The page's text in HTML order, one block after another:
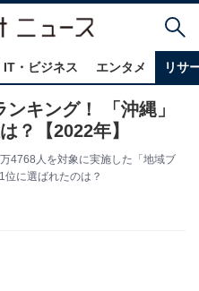
IT・ビジネス エンタメ リサ
ンキング！ 「沖縄」
？【2022年】
4768人を対象に実施した「地域ブ
に選ばれたのは？